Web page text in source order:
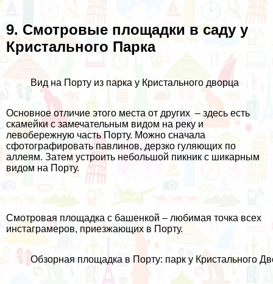
9. Смотровые площадки в саду у
Кристального Парка
Вид на Порту из парка у Кристального дворца
Основное отличие этого места от других – здесь есть
скамейки с замечательным видом на реку и
левобережную часть Порту. Можно сначала
сфотографировать павлинов, дерзко гуляющих по
аллеям. Затем устроить небольшой пикник с шикарным
видом на Порту.
Смотровая площадка с башенкой – любимая точка всех
инстаграмеров, приезжающих в Порту.
Обзорная площадка в Порту: парк у Кристального